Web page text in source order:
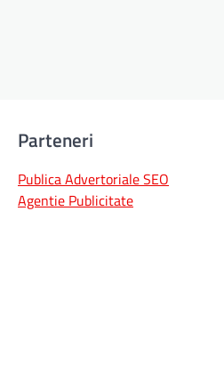
Parteneri
Publica Advertoriale SEO
Agentie Publicitate